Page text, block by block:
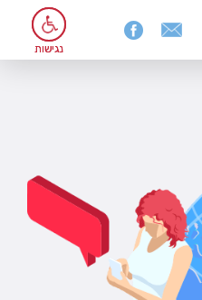
נגישות
נגישות